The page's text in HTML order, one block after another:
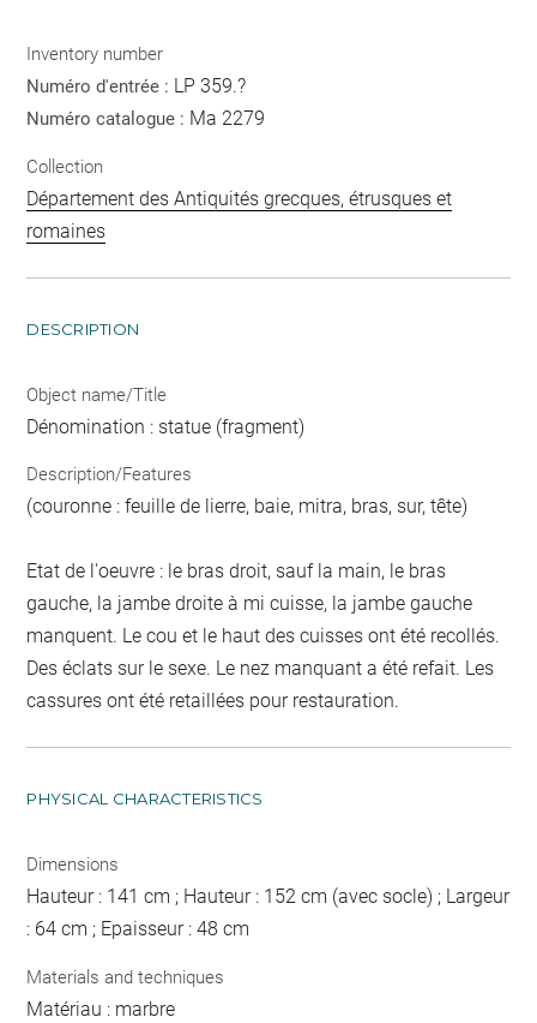
Inventory number
Numéro d'entrée : LP 359.?
Numéro catalogue : Ma 2279
Collection
Département des Antiquités grecques, étrusques et
romaines
DESCRIPTION
Object name/Title
Dénomination : statue (fragment)
Description/Features
(couronne : feuille de lierre, baie, mitra, bras, sur, tête)
Etat de l'oeuvre : le bras droit, sauf la main, le bras
gauche, la jambe droite à mi cuisse, la jambe gauche
manquent. Le cou et le haut des cuisses ont été recollés.
Des éclats sur le sexe. Le nez manquant a été refait. Les
cassures ont été retaillées pour restauration.
PHYSICAL CHARACTERISTICS
Dimensions
Hauteur : 141 cm ; Hauteur : 152 cm (avec socle) ; Largeur
: 64 cm ; Epaisseur : 48 cm
Materials and techniques
Matériau : marbre